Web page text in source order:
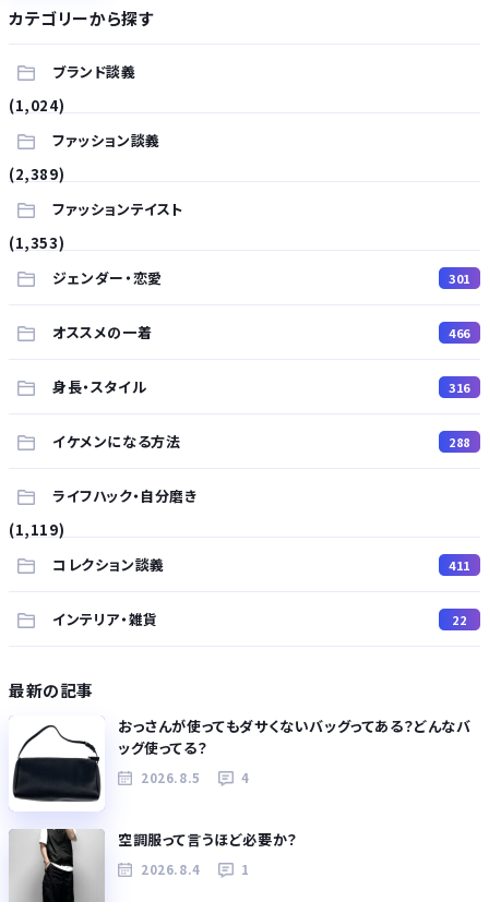
カテゴリーから探す
ブランド談義
(1,024)
ファッション談義
(2,389)
ファッションテイスト
(1,353)
ジェンダー・恋愛
301
オススメの一着 466
身長・スタイル 316
イケメンになる方法 288
ライフハック・自分磨き
(1,119)
コレクション談義
411
インテリア・雑貨 22
最新の記事
おっさんが使ってもダサくないバッグってある？どんなバ
ッグ使ってる？
2026.8.5 4
空調服って言うほど必要か？
2026.8.4 1